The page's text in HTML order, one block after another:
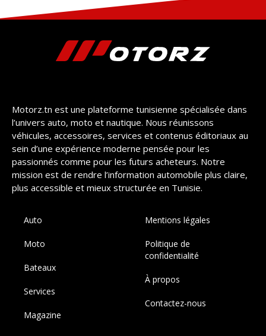
Motorz.tn est une plateforme tunisienne spécialisée dans
l’univers auto, moto et nautique. Nous réunissons
véhicules, accessoires, services et contenus éditoriaux au
sein d’une expérience moderne pensée pour les
passionnés comme pour les futurs acheteurs. Notre
mission est de rendre l’information automobile plus claire,
plus accessible et mieux structurée en Tunisie.
Auto
Moto
Bateaux
Services
Magazine
Mentions légales
Politique de
confidentialité
À propos
Contactez-nous